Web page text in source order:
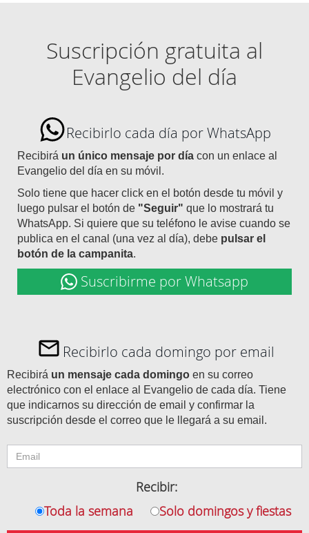
Suscripción gratuita al
Evangelio del día
Recibirlo cada día por WhatsApp
Recibirá un único mensaje por día con un enlace al
Evangelio del día en su móvil.
Solo tiene que hacer click en el botón desde tu móvil y
luego pulsar el botón de "Seguir" que lo mostrará tu
WhatsApp. Si quiere que su teléfono le avise cuando se
publica en el canal (una vez al día), debe pulsar el
botón de la campanita.
Suscribirme por Whatsapp
Recibirlo cada domingo por email
Recibirá un mensaje cada domingo en su correo
electrónico con el enlace al Evangelio de cada día. Tiene
que indicarnos su dirección de email y confirmar la
suscripción desde el correo que le llegará a su email.
Recibir:
Toda la semana
Solo domingos y fiestas